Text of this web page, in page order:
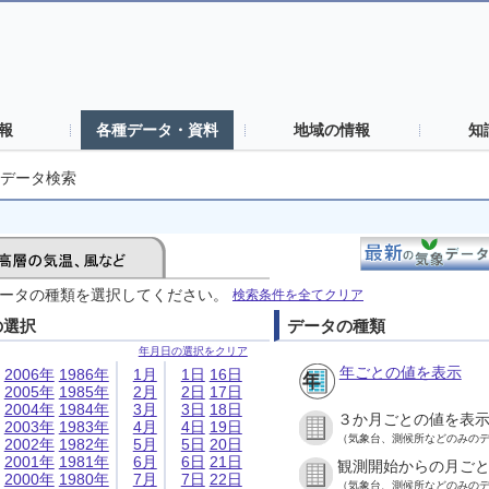
各種データ・資料 地域の情報 知
ータ検索
タの種類を選択してください。 検索条件を全てクリア
択
年月日の選択をクリア
2006年
2005年
2004年
2003年
2002年
2001年
2000年
1986年
1985年
1984年
1983年
1982年
1981年
1980年
1月
2月
3月
4月
5月
6月
7月
1日
2日
3日
4日
5日
6日
7日
16日
17日
18日
19日
20日
21日
22日
データの種類
年ごとの値を表示
３か月ごとの値を表示
（気象台、測候所などのみの
観測開始からの月ご
（気象台、測候所などのみの